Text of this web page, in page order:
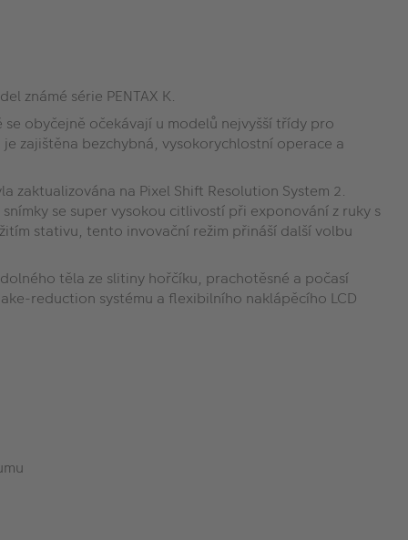
známé série PENTAX K.
obyčejně očekávají u modelů nejvyšší třídy pro
zajištěna bezchybná, vysokorychlostní operace a
na Pixel Shift Resolution System 2.
se super vysokou citlivostí při exponování z ruky s
stativu, tento invovační režim přináší další volbu
těla ze slitiny hořčíku, prachotěsné a počasí
reduction systému a flexibilního naklápěcího LCD